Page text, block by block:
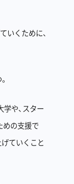
いくために、
学や、スター
めの支援で
ていくこと